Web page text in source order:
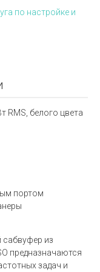
по настройке и
RMS, белого цвета
портом
из
предназначаются
задач и